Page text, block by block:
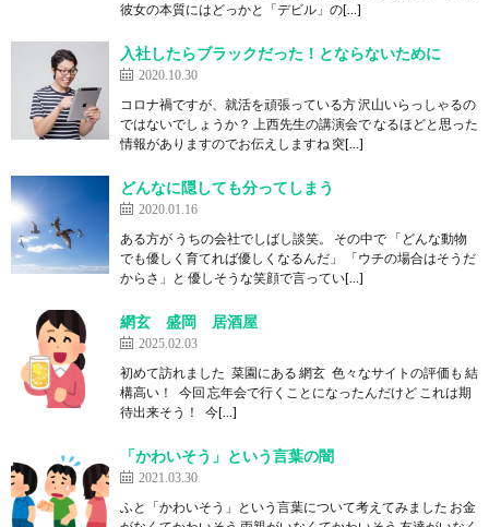
彼女の本質にはどっかと「デビル」の[…]
入社したらブラックだった！とならないために
2020.10.30
コロナ禍ですが、就活を頑張っている方 沢山いらっしゃるの
ではないでしょうか？ 上西先生の講演会で なるほどと思った
情報がありますのでお伝えしますね 突[…]
どんなに隠しても分ってしまう
2020.01.16
ある方が うちの会社でしばし談笑。 その中で 「どんな動物
でも優しく育てれば優しくなるんだ」 「ウチの場合はそうだ
からさ」と 優しそうな笑顔で言ってい[…]
網玄 盛岡 居酒屋
2025.02.03
初めて訪れました 菜園にある 網玄 色々なサイトの評価も 結
構高い！ 今回 忘年会で行くことになったんだけど これは期
待出来そう！ 今[…]
「かわいそう」という言葉の闇
2021.03.30
ふと「かわいそう」という言葉について考えてみました お金